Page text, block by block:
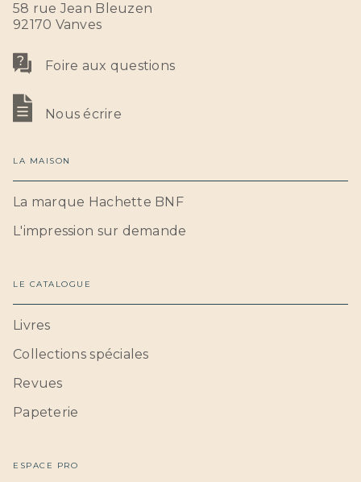
58 rue Jean Bleuzen
92170 Vanves
Foire aux questions
Nous écrire
LA MAISON
La marque Hachette BNF
L'impression sur demande
LE CATALOGUE
Livres
Collections spéciales
Revues
Papeterie
ESPACE PRO